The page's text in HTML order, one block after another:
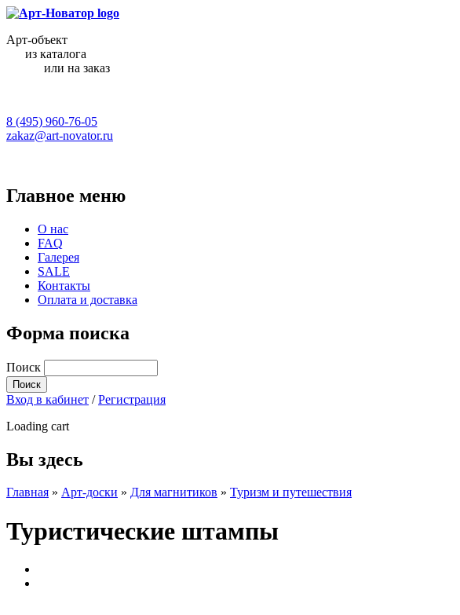
Арт-объект
из каталога
или на заказ
8 (495) 960-76-05
zakaz@art-novator.ru
Главное меню
О нас
FAQ
Галерея
SALE
Контакты
Оплата и доставка
Форма поиска
Поиск
Вход в кабинет /Регистрация
Loading cart
Вы здесь
Главная » Арт-доски » Для магнитиков » Туризм и путешествия
Туристические штампы